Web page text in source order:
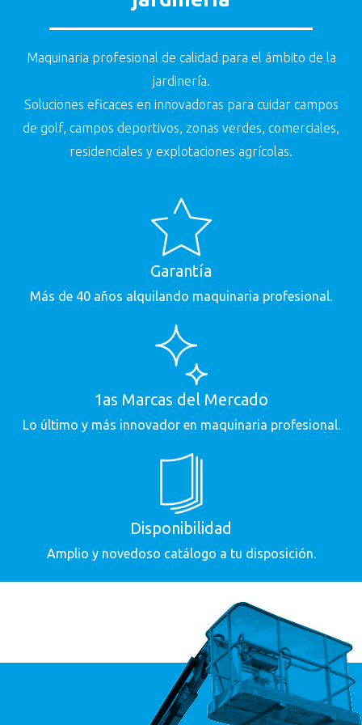
Maquinaria profesional de calidad para el ámbito de la
jardinería.
Soluciones eficaces en innovadoras para cuidar campos
de golf, campos deportivos, zonas verdes, comerciales,
residenciales y explotaciones agrícolas.
Garantía
Más de 40 años alquilando maquinaria profesional.
1as Marcas del Mercado
Lo último y más innovador en maquinaria profesional.
Disponibilidad
Amplio y novedoso catálogo a tu disposición.